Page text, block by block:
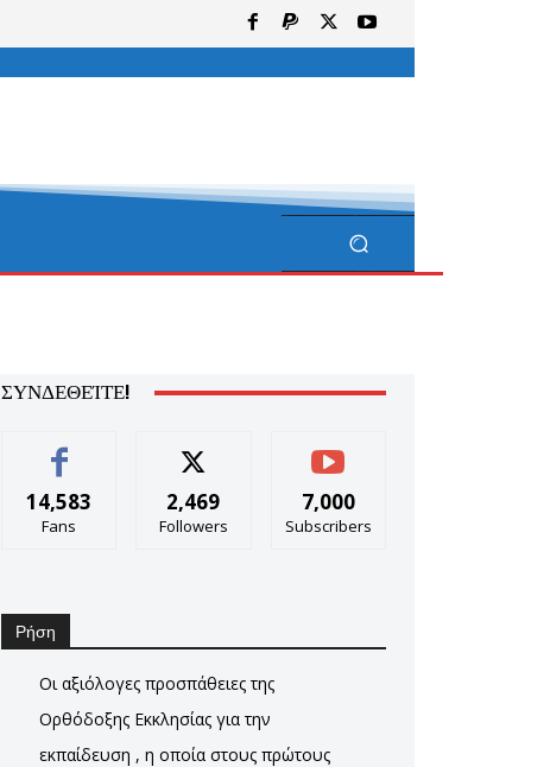
ΣΥΝΔΕΘΕΊΤΕ!
14,583
Fans
2,469
Followers
7,000
Subscribers
Ρήση
Οι αξιόλογες προσπάθειες της
Ορθόδοξης Εκκλησίας για την
εκπαίδευση , η οποία στους πρώτους